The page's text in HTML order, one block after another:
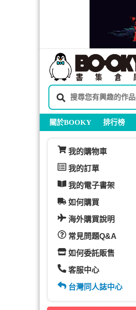
關於BOOKY 排行榜
我的購物車
我的訂單
我的電子書架
如何購買
海外購買說明
常見問題Q&A
如何委託販售
客服中心
台灣同人誌中心